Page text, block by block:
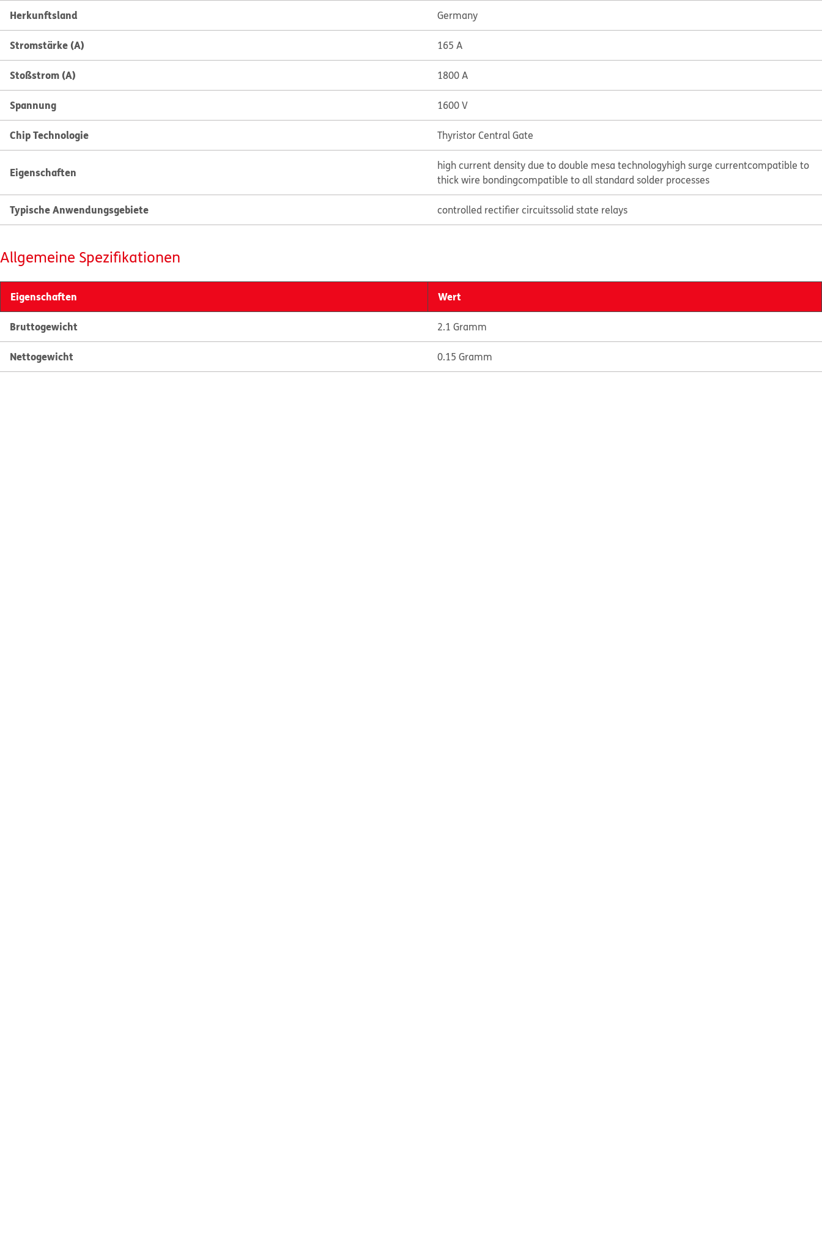
Herkunftsland Germany
Stromstärke (A) 165 A
Stoßstrom (A) 1800 A
Spannung 1600 V
Chip Technologie Thyristor Central Gate
Eigenschaften high current density due to double mesa technologyhigh surge currentcompatible to
thick wire bondingcompatible to all standard solder processes
Typische Anwendungsgebiete controlled rectifier circuitssolid state relays
Allgemeine Spezifikationen
Eigenschaften Wert
Bruttogewicht 2.1 Gramm
Nettogewicht 0.15 Gramm